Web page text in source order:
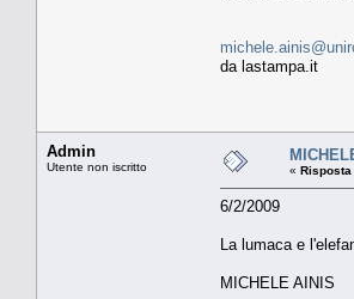
da lastampa.it
Admin
Utente non iscritto «
6/2/2009
La lumaca e
MICHELE AINIS